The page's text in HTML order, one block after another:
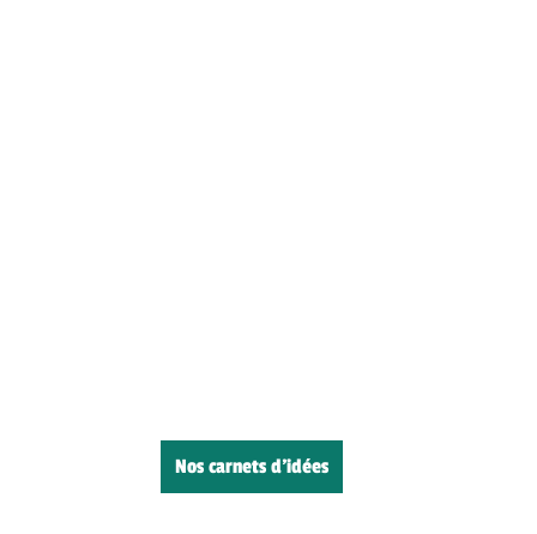
Nos carnets d’idées